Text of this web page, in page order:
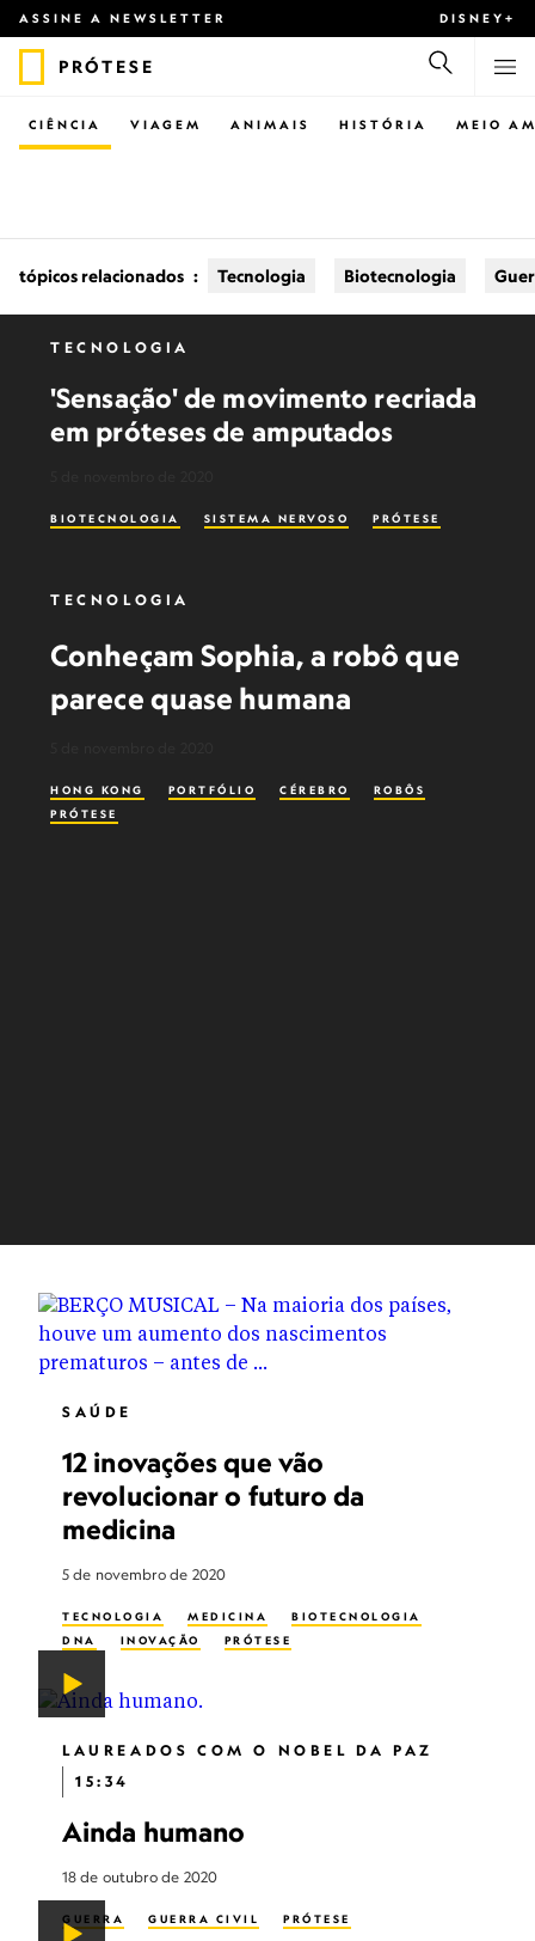
ASSINE A NEWSLETTER DISNEY+
PRÓTESE
CIÊNCIA VIAGEM ANIMAIS HISTÓRIA MEIO
tópicos relacionados : Tecnologia Biotecnologia
TECNOLOGIA
'Sensação' de movimento recriada
em próteses de amputados
BIOTECNOLOGIA SISTEMA NERVOSO PRÓTESE
TECNOLOGIA
Conheçam Sophia, a robô que
parece quase humana
HONG KONG PORTFÓLIO CÉREBRO
ROBÔS
PRÓTESE
SAÚDE
12 inovações que vão
revolucionar o futuro da
medicina
5 de novembro de 2020
TECNOLOGIA MEDICINA
BIOTECNOLOGIA
DNA
INOVAÇÃO PRÓTESE
LAUREADOS COM O NOBEL DA PAZ
15:34
Ainda humano
18 de outubro de 2020
GUERRA GUERRA CIVIL PRÓTESE